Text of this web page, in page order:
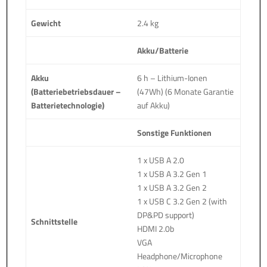
Gewicht 2.4 kg
Akku/Batterie
Akku
(Batteriebetriebsdauer –
Batterietechnologie)
6 h – Lithium-Ionen
(47Wh) (6 Monate Garantie
auf Akku)
Sonstige Funktionen
Schnittstelle
1 x USB A 2.0
1 x USB A 3.2 Gen 1
1 x USB A 3.2 Gen 2
1 x USB C 3.2 Gen 2 (with
DP&PD support)
HDMI 2.0b
VGA
Headphone/Microphone